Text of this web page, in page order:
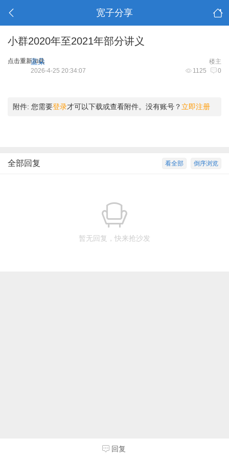
宽子分享
小群2020年至2021年部分讲义
点击重新加载 楼主
蓝朵
1125 0
2026-4-25 20:34:07
附件: 您需要登录才可以下载或查看附件。没有账号？ 立即注册
倒序浏览
看全部
全部回复
暂无回复，快来抢沙发
回复